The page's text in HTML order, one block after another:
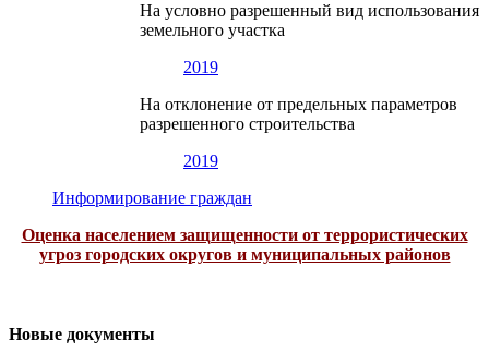
На условно разрешенный вид использования
земельного участка
2019
На отклонение от предельных параметров
разрешенного строительства
2019
Информирование граждан
Оценка населением защищенности от террористических
угроз городских округов и муниципальных районов
Новые документы